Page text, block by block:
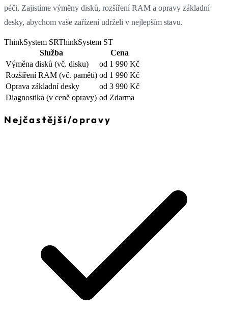
péči. Zajistíme výměny disků, rozšíření RAM a opravy základní
desky, abychom vaše zařízení udrželi v nejlepším stavu.
ThinkSystem SRThinkSystem ST
Služba
Cena
Výměna disků (vč. disku)
od 1 990 Kč
Rozšíření RAM (vč. paměti) od 1 990 Kč
Oprava základní desky
od 3 990 Kč
Diagnostika (v ceně opravy) od Zdarma
Nejčastější/opravy